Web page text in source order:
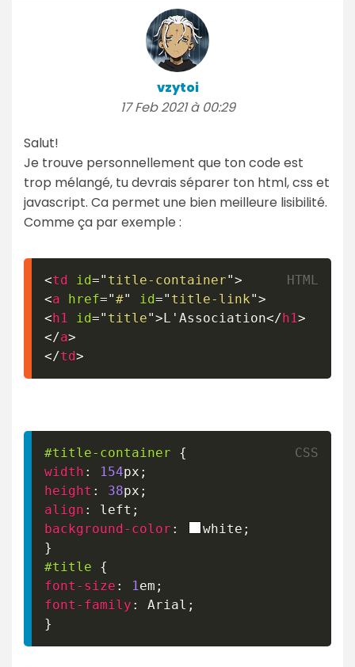
vzytoi
17 Feb 2021 à 00:29
Salut!
Je trouve personnellement que ton code est
trop mélangé, tu devrais séparer ton html, css et
javascript. Ca permet une bien meilleure lisibilité.
Comme ça par exemple :
<td id=" title-container">
<a href="#" id=" title-link">
<h1 id=" title">L'Association</h1>
</a>
</td>
#title-container
{
width : 154px ;
height : 38px ;
align : left ;
background-color : white ;
}
#title
{
font-size : 1 em ;
font-family : Arial ;
}